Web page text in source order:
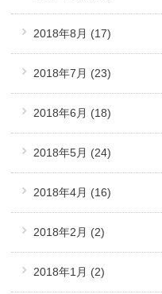
2018年8月 (17)
2018年7月 (23)
2018年6月 (18)
2018年5月 (24)
2018年4月 (16)
2018年2月 (2)
2018年1月 (2)